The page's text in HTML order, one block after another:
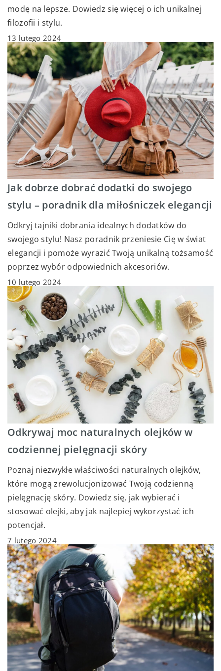
modę na lepsze. Dowiedz się więcej o ich unikalnej
filozofii i stylu.
13 lutego 2024
Jak dobrze dobrać dodatki do swojego
stylu – poradnik dla miłośniczek elegancji
Odkryj tajniki dobrania idealnych dodatków do
swojego stylu! Nasz poradnik przeniesie Cię w świat
elegancji i pomoże wyrazić Twoją unikalną tożsamość
poprzez wybór odpowiednich akcesoriów.
10 lutego 2024
Odkrywaj moc naturalnych olejków w
codziennej pielęgnacji skóry
Poznaj niezwykłe właściwości naturalnych olejków,
które mogą zrewolucjonizować Twoją codzienną
pielęgnację skóry. Dowiedz się, jak wybierać i
stosować olejki, aby jak najlepiej wykorzystać ich
potencjał.
7 lutego 2024